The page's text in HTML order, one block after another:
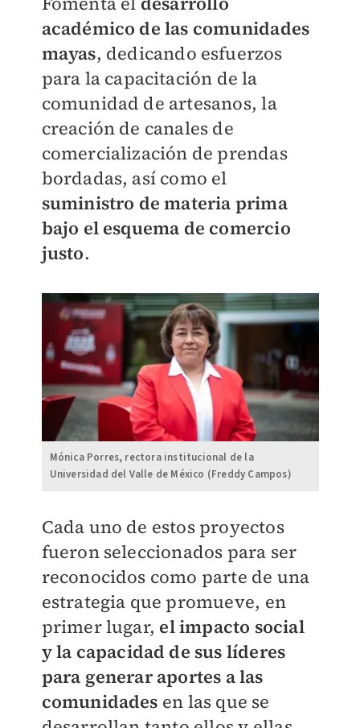
académico de las comunidades
mayas, dedicando esfuerzos
para la capacitación de la
comunidad de artesanos, la
creación de canales de
comercialización de prendas
bordadas, así como el
suministro de materia prima
bajo el esquema de comercio
justo.
Mónica Porres, rectora institucional de la
Universidad del Valle de México (Freddy Campos)
Cada uno de estos proyectos
fueron seleccionados para ser
reconocidos como parte de una
estrategia que promueve, en
primer lugar, el impacto social
y la capacidad de sus líderes
para generar aportes a las
comunidades en las que se